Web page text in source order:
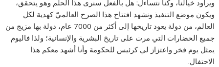
ويراود خيالنا، وكنا نتساءل: هل بالفعل سنرى هذا الحلم وهو يتحقق،
ويكون موضع التنفيذ ونشهد افتتاح هذا الصرح العالميّ كهدية لكل
العالم، من دولة يعود تاريخها إلى أكثر من 7000 عام، دولة بها مزيج من
جميع الحضارات التي مرت على تاريخ البشرية والإنسانية؛ ولذا فاليوم
يمثل يوم فخر واعتزاز لي كرئيس للحكومة وأنا أشهد معكم هذا
الاحتفال.